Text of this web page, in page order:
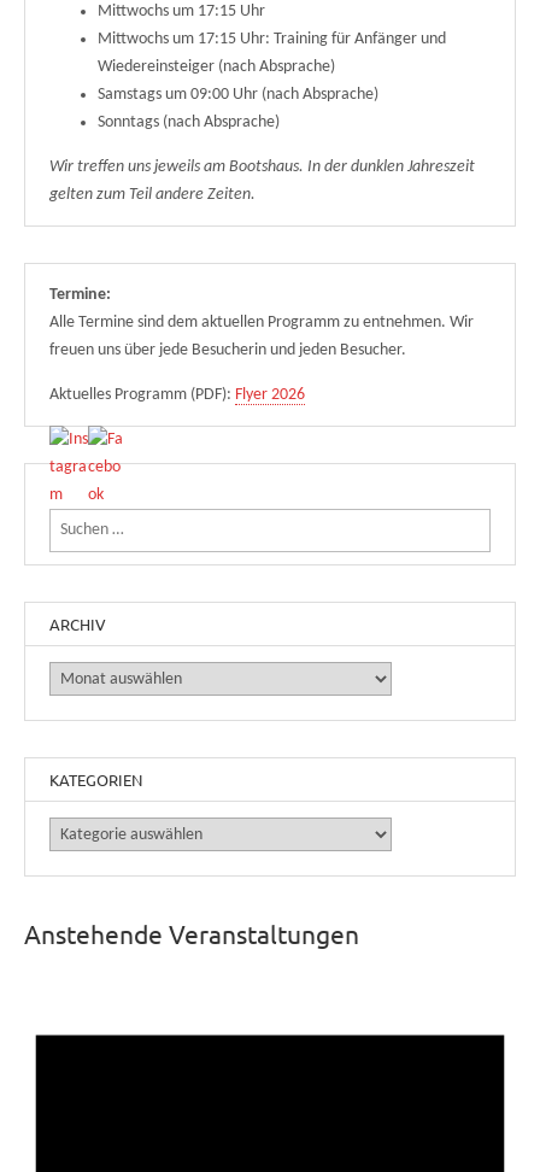
Mittwochs um 17:15 Uhr
Mittwochs um 17:15 Uhr: Training für Anfänger und
Wiedereinsteiger (nach Absprache)
Samstags um 09:00 Uhr (nach Absprache)
Sonntags (nach Absprache)
Wir treffen uns jeweils am Bootshaus. In der dunklen Jahreszeit
gelten zum Teil andere Zeiten.
Termine:
Alle Termine sind dem aktuellen Programm zu entnehmen. Wir
freuen uns über jede Besucherin und jeden Besucher.
Aktuelles Programm (PDF): Flyer 2026
Suchen nach:
ARCHIV
Archiv
KATEGORIEN
Kategorien
Anstehende Veranstaltungen